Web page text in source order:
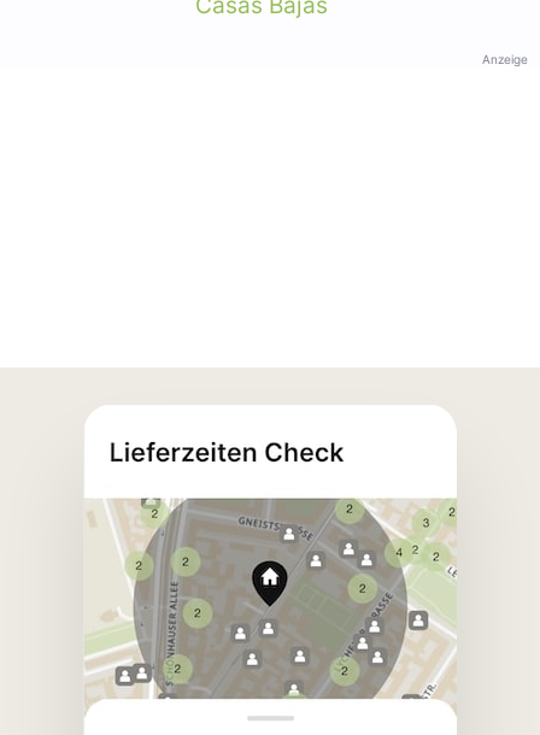
Anzeige